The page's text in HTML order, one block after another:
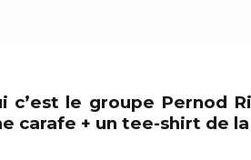
c’est le groupe Pernod
carafe + un tee-shirt de